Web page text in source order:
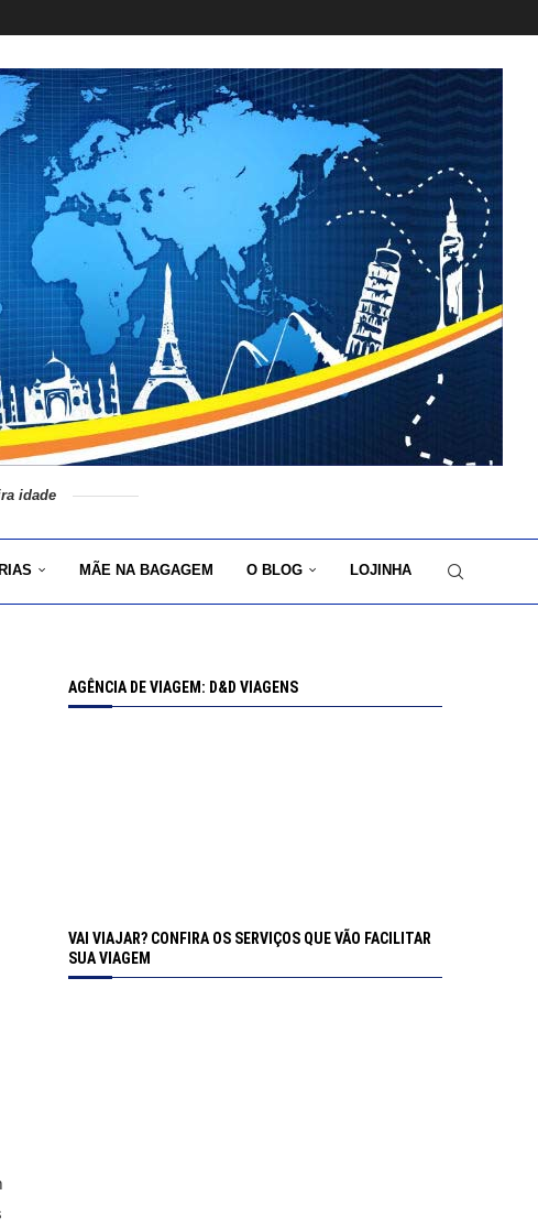
idade
MÃE NA BAGAGEM O BLOG LOJINHA
AGÊNCIA DE VIAGEM: D&D VIAGENS
VAI VIAJAR? CONFIRA OS SERVIÇOS QUE VÃO FACILITAR
SUA VIAGEM